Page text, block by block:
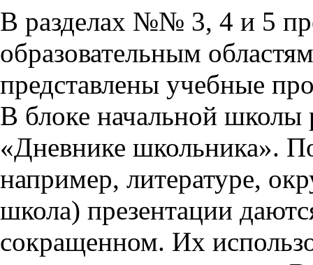
В разделах №№ 3, 4 и 5
образовательным
представлены учебные
В блоке начальной школы
«Дневнике школьника».
например, литературе,
школа) презентации
сокращенном. Их